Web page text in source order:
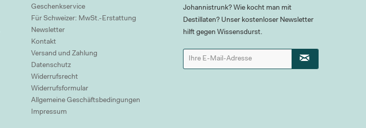
Geschenkservice
Für Schweizer: MwSt.-Erstattung
Newsletter
Kontakt
Versand und Zahlung
Datenschutz
Widerrufsrecht
Widerrufsformular
Allgemeine Geschäftsbedingungen
Impressum
Johannistrunk? Wie kocht man mit
Destillaten? Unser kostenloser Newsletter
hilft gegen Wissensdurst.